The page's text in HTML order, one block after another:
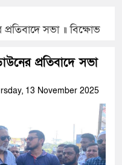
সভা ॥ বিক্ষোভ
প্রতিবাদে সভা
13 November 2025